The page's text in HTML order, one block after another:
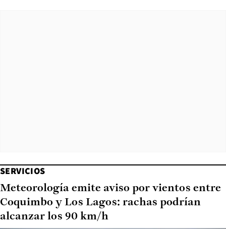
SERVICIOS
Meteorología emite aviso por vientos entre
Coquimbo y Los Lagos: rachas podrían
alcanzar los 90 km/h